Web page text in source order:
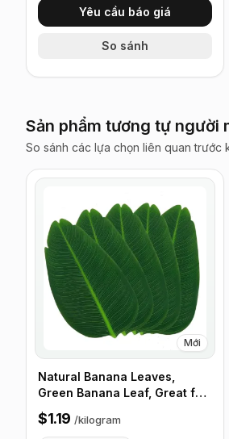
Yêu cầu báo giá
So sánh
Sản phẩm tương tự người
So sánh các lựa chọn liên quan trước
Mới
Natural Banana Leaves,
Green Banana Leaf, Great for
Cooking - 1kg
$1.19 /kilogram